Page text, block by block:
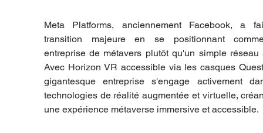
Meta Platforms, anciennement Facebook, a
transition majeure en se positionnant
entreprise de métavers plutôt qu'un simple réseau
Avec Horizon VR accessible via les casques
gigantesque entreprise s'engage activement
technologies de réalité augmentée et virtuelle,
une expérience métaverse immersive et accessible.